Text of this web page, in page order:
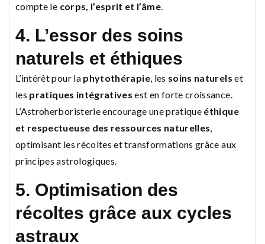
compte le corps, l’esprit et l’âme.
4. L’essor des soins
naturels et éthiques
L’intérêt pour la phytothérapie, les soins naturels et
les pratiques intégratives est en forte croissance.
L’Astroherboristerie encourage une pratique éthique
et respectueuse des ressources naturelles,
optimisant les récoltes et transformations grâce aux
principes astrologiques.
5. Optimisation des
récoltes grâce aux cycles
astraux